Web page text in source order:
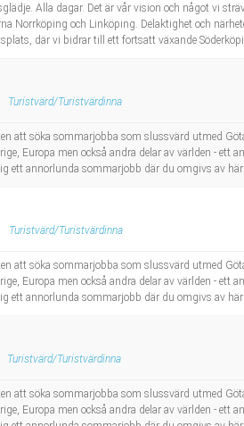
Alla dagar. Det är vår vision och något vi
Norrköping och Linköping. Delaktighet och
där vi bidrar till ett fortsatt växande
Turistvärd/Turistvärdinna
att söka sommarjobba som slussvärd utmed
Europa men också andra delar av världen -
ett annorlunda sommarjobb där du omgivs av
Turistvärd/Turistvärdinna
att söka sommarjobba som slussvärd utmed
Europa men också andra delar av världen -
ett annorlunda sommarjobb där du omgivs av
Turistvärd/Turistvärdinna
att söka sommarjobba som slussvärd utmed
Europa men också andra delar av världen -